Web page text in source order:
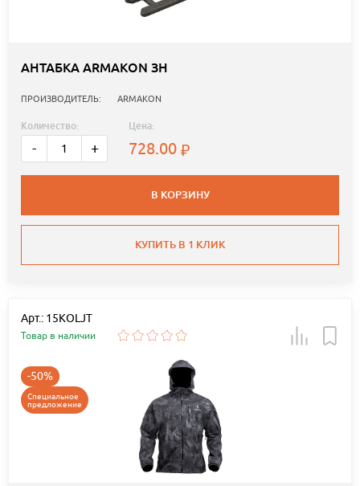
АНТАБКА ARMAKON ЗН
ПРОИЗВОДИТЕЛЬ: ARMAKON
Количество:
- +
Цена:
728.00
В КОРЗИНУ
КУПИТЬ В 1 КЛИК
Арт.: 15KOLJT
Товар в наличии
-50%
Специальное
предложение